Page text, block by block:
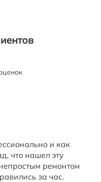
и как
что нашел эту
ремонтом
за час.